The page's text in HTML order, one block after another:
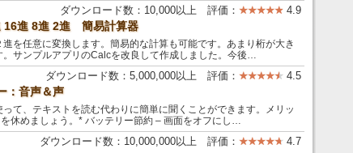
ダウンロード数：10,000以上 評価： 4.9
16進 8進 2進 簡易計算器
進を任意に変換します。簡易的な計算も可能です。あまり桁が大き
。サンプルアプリのCalcを改良して作成しました。今後…
ダウンロード数：5,000,000以上 評価： 4.5
：音声＆声
て、テキストを読む代わりに簡単に聞くことができます。メリッ
休めましょう。* バッテリー節約 – 画面をオフにし…
ダウンロード数：10,000,000以上 評価： 4.7